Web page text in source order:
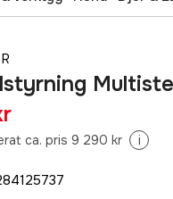
ca. pris 9 290 kr i